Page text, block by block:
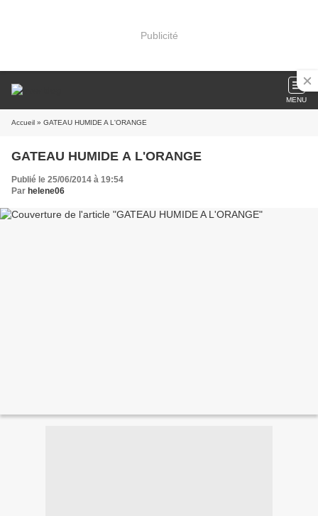
Publicité
MENU
Accueil » GATEAU HUMIDE A L'ORANGE
GATEAU HUMIDE A L'ORANGE
Publié le 25/06/2014 à 19:54
Par helene06